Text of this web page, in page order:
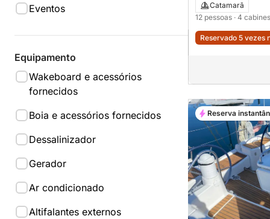
Eventos
Equipamento
Wakeboard e acessórios
fornecidos
Boia e acessórios fornecidos
Dessalinizador
Gerador
Ar condicionado
Altifalantes externos
Catamarã
12 pessoas · 4
Reservado 5 vezes
Reserva